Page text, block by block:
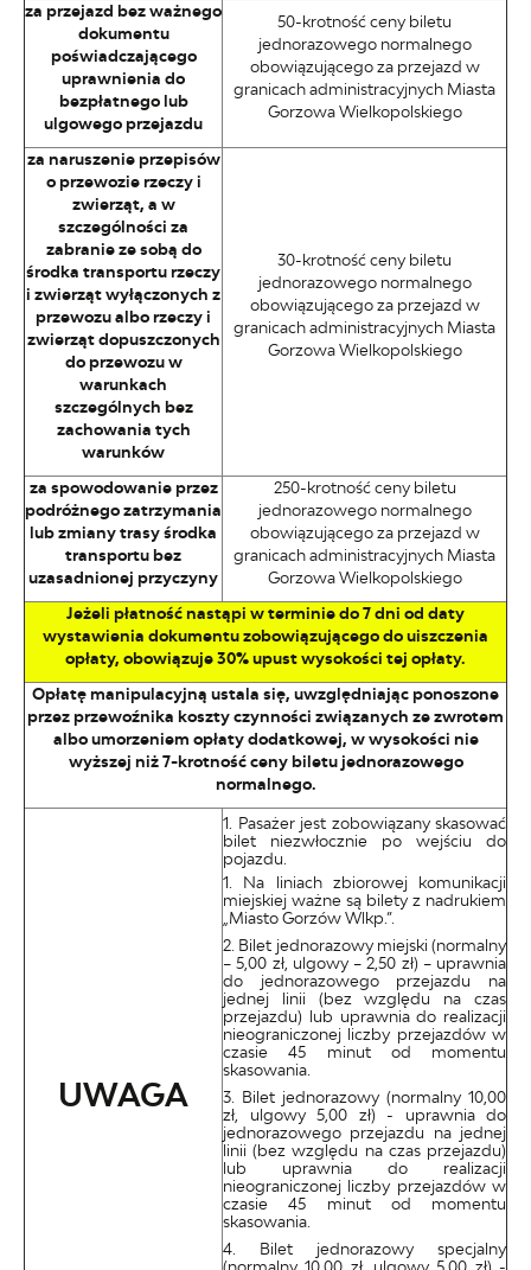
za przejazd bez ważnego
dokumentu
poświadczającego
uprawnienia do
bezpłatnego lub
ulgowego przejazdu
50-krotność ceny biletu
jednorazowego normalnego
obowiązującego za przejazd w
granicach administracyjnych Miasta
Gorzowa Wielkopolskiego
za naruszenie przepisów
o przewozie rzeczy i
zwierząt, a w
szczególności za
zabranie ze sobą do
środka transportu rzeczy
i zwierząt wyłączonych z
przewozu albo rzeczy i
zwierząt dopuszczonych
do przewozu w
warunkach
szczególnych bez
zachowania tych
warunków
30-krotność ceny biletu
jednorazowego normalnego
obowiązującego za przejazd w
granicach administracyjnych Miasta
Gorzowa Wielkopolskiego
za spowodowanie przez
podróżnego zatrzymania
lub zmiany trasy środka
transportu bez
uzasadnionej przyczyny
250-krotność ceny biletu
jednorazowego normalnego
obowiązującego za przejazd w
granicach administracyjnych Miasta
Gorzowa Wielkopolskiego
Jeżeli płatność nastąpi w terminie do 7 dni od daty
wystawienia dokumentu zobowiązującego do uiszczenia
opłaty, obowiązuje 30% upust wysokości tej opłaty.
Opłatę manipulacyjną ustala się, uwzględniając ponoszone
przez przewoźnika koszty czynności związanych ze zwrotem
albo umorzeniem opłaty dodatkowej, w wysokości nie
wyższej niż 7-krotność ceny biletu jednorazowego
normalnego.
UWAGA
Pasażer jest zobowiązany skasować
bilet niezwłocznie po wejściu do
pojazdu.
Na liniach zbiorowej komunikacji
miejskiej ważne są bilety z nadrukiem
„Miasto Gorzów Wlkp.”.
Bilet jednorazowy miejski (normalny
– 5,00 zł, ulgowy – 2,50 zł) – uprawnia
do jednorazowego przejazdu na
jednej linii (bez względu na czas
przejazdu) lub uprawnia do realizacji
nieograniczonej liczby przejazdów w
czasie 45 minut od momentu
skasowania.
Bilet jednorazowy (normalny 10,00
zł, ulgowy 5,00 zł) - uprawnia do
jednorazowego przejazdu na jednej
linii (bez względu na czas przejazdu)
lub uprawnia do realizacji
nieograniczonej liczby przejazdów w
czasie 45 minut od momentu
skasowania.
Bilet jednorazowy specjalny